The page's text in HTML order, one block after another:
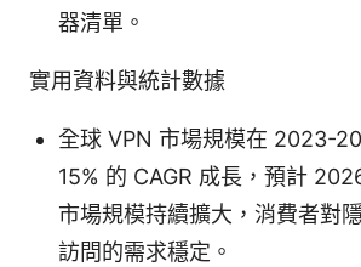
器清單。
實用資料與統計數據
全球 VPN 市場規模在 2023-
15% 的 CAGR 成長，預計
市場規模持續擴大，消費者對
訪問的需求穩定。